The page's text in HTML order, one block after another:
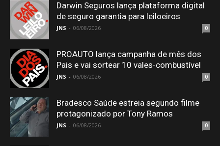
Darwin Seguros lança plataforma digital
de seguro garantia para leiloeiros
JNS - 06/08/2026 0
PROAUTO lança campanha de mês dos
Pais e vai sortear 10 vales-combustível
JNS - 06/08/2026 0
Bradesco Saúde estreia segundo filme
protagonizado por Tony Ramos
JNS - 06/08/2026 0